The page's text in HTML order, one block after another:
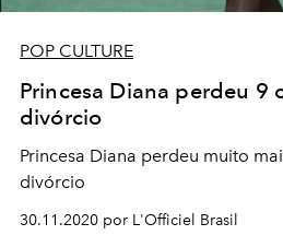
POP CULTURE
Princesa Diana perdeu 9
divórcio
Princesa Diana perdeu muito
divórcio
30.11.2020 por L'Officiel Brasil